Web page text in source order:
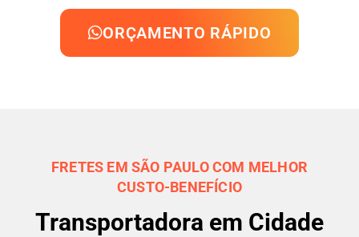
ORÇAMENTO RÁPIDO
FRETES EM SÃO PAULO COM MELHOR
CUSTO-BENEFÍCIO
Transportadora em Cidade